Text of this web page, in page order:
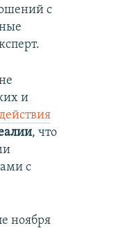
с
и
, что
с
ноября